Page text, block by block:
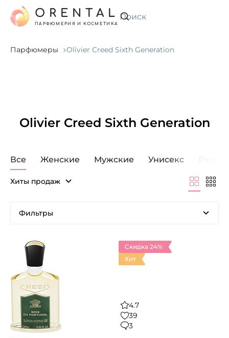
Искать
ORENTAL
ПАРФЮМЕРИЯ И КОСМЕТИКА
Парфюмеры Olivier Creed Sixth Generation
Olivier Creed Sixth Generation
Все Женские Мужские Унисекс
Хиты продаж
Фильтры
Скидка 24%
Хит
4.7
39
3